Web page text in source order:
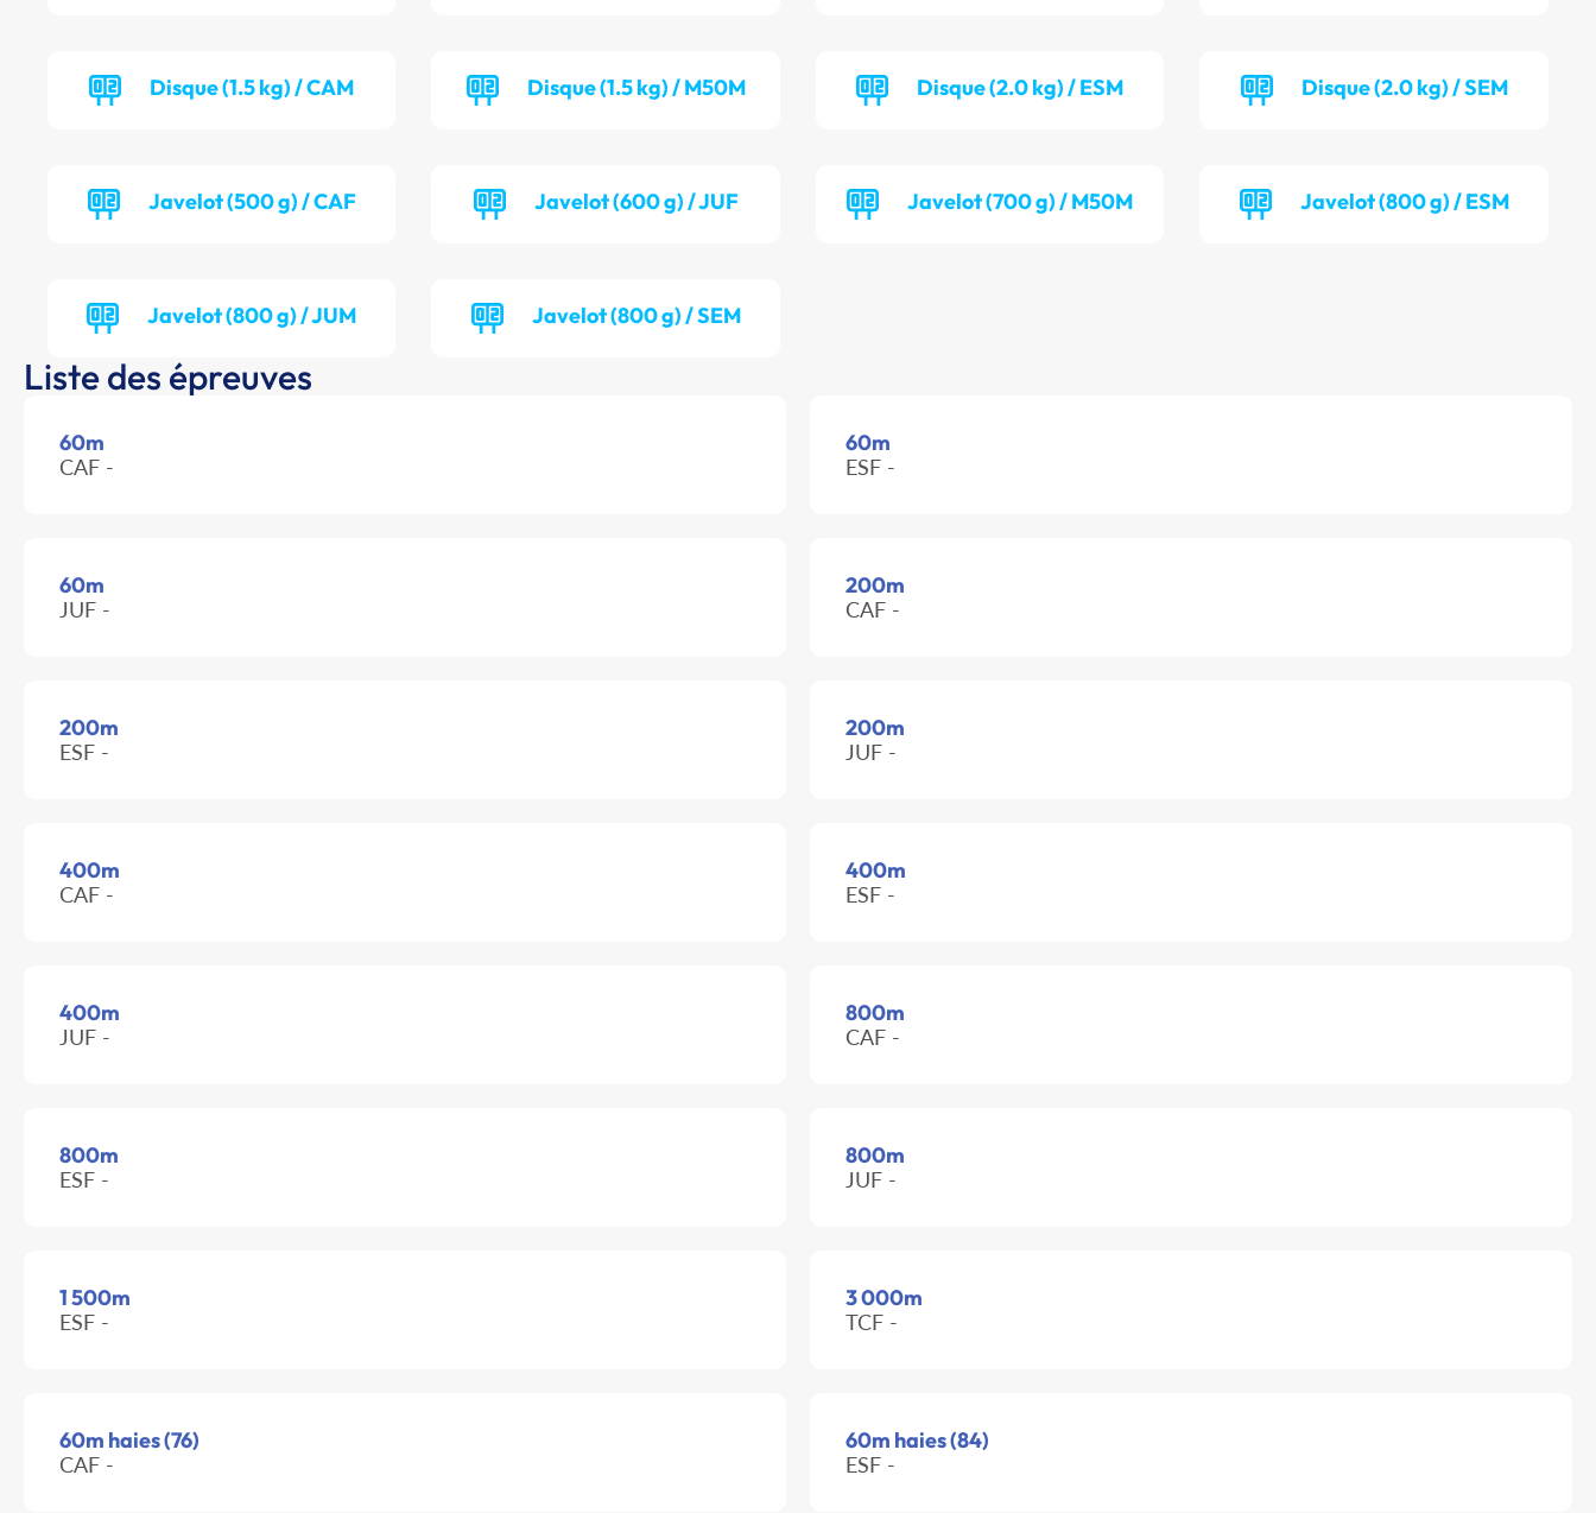
Disque (1.5 kg) / CAM Disque (1.5 kg) / M50M Disque (2.0 kg) / ESM Disque (2.0 kg) / SEM
Javelot (500 g) / CAF Javelot (600 g) / JUF Javelot (700 g) / M50M Javelot (800 g) / ESM
Javelot (800 g) / JUM Javelot (800 g) / SEM
Liste des épreuves
60m
CAF -
60m
ESF -
60m
JUF -
200m
CAF -
200m
ESF -
200m
JUF -
400m
CAF -
400m
ESF -
400m
JUF -
800m
CAF -
800m
ESF -
800m
JUF -
1 500m
ESF -
3 000m
TCF -
60m haies (76)
CAF -
60m haies (84)
ESF -